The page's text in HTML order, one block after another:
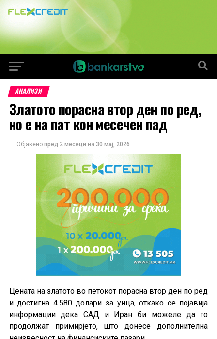
АНАЛИЗИ
Златото порасна втор ден по ред,
но е на пат кон месечен пад
Објавено пред 2 месеци на 30 мај, 2026
Цената на златото во петокот порасна втор ден по ред
и достигна 4.580 долари за унца, откако се појавија
информации дека САД и Иран би можеле да го
продолжат примирјето, што донесе дополнителна